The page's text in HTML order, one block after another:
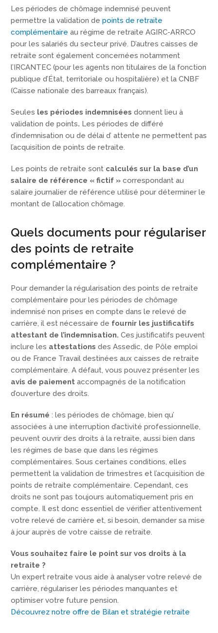
Les périodes de chômage indemnisé peuvent
permettre la validation depoints de retraite
complémentaire au régime de retraite AGIRC-ARRCO
pour les salariés du secteur privé. D’autres caisses de
retraite sont également concernées notamment
l’IRCANTEC (pour les agents non titulaires de la fonction
publique d’État, territoriale ou hospitalière) et la CNBF
(Caisse nationale des barreaux français).
Seules les périodes indemniséesdonnent lieu à
validation de points. Les périodes de différé
d’indemnisation ou de délai d’ attente ne permettent pas
l’acquisition de points de retraite.
Les points de retraite sont calculés sur la base d’un
salaire de référence « fictif » correspondant au
salaire journalier de référence utilisé pour déterminer le
montant de l’allocation chômage.
Quels documents pour régulariser
des points de retraite
complémentaire ?
Pour demander la régularisation des points de retraite
complémentaire pour les périodes de chômage
indemnisé non prises en compte dans le relevé de
carrière, il est nécessaire de fournir les justificatifs
attestant de l’indemnisation.Ces justificatifs peuvent
inclure les attestationsdes Assedic, de Pôle emploi
ou de France Travail destinées aux caisses de retraite
complémentaire. A défaut, vous pouvez présenter les
avis de paiement accompagnés de la notification
d’ouverture des droits.
En résumé : les périodes de chômage, bien qu’
associées à une interruption d’activité professionnelle,
peuvent ouvrir des droits à la retraite, aussi bien dans
les régimes de base que dans les régimes
complémentaires. Sous certaines conditions, elles
permettent la validation de trimestres et l’acquisition de
points de retraite complémentaire. Cependant, ces
droits ne sont pas toujours automatiquement pris en
compte. Il est donc essentiel de vérifier attentivement
votre relevé de carrière et, si besoin, demander sa mise
à jour auprès de votre caisse de retraite.
Vous souhaitez faire le point sur vos droits à la
retraite ?
Un expert retraite vous aide à analyser votre relevé de
carrière, régulariser les périodes manquantes et
optimiser votre future pension.
Découvrez notre offre de Bilan et stratégie retraite